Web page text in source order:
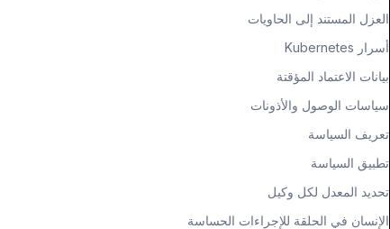
العزل المستند إلى الحاويات
أسرار Kubernetes
بيانات الاعتماد المؤقتة
سياسات الوصول والأذونات
تعريف السياسة
تطبيق السياسة
تحديد المعدل لكل وكيل
الإنسان في الحلقة للإجراءات الحساسة